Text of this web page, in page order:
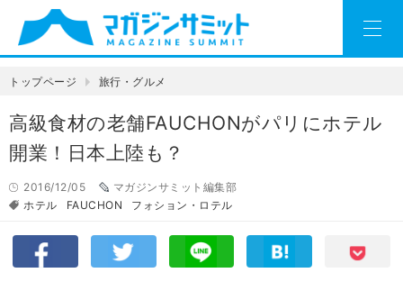
トップページ 旅行・グルメ
高級食材の老舗FAUCHONがパリにホテル
開業！日本上陸も？
2016/12/05
マガジンサミット編集部
ホテル
FAUCHON フォション・ロテル